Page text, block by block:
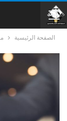
الصفحة الرئيسية